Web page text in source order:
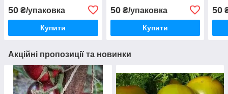
50 ₴/упаковка
Купити
50₴/упаковка
Купити
50
Акційні пропозиції та новинки